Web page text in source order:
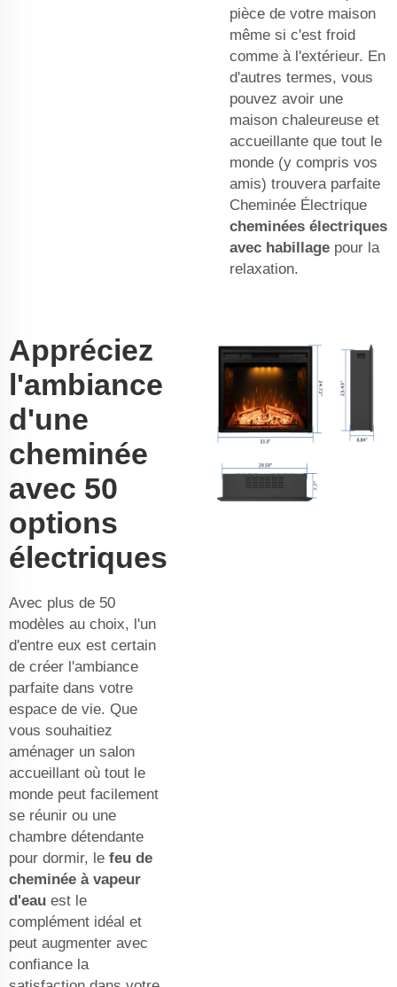
pièce de votre maison
même si c'est froid
comme à l'extérieur. En
d'autres termes, vous
pouvez avoir une
maison chaleureuse et
accueillante que tout le
monde (y compris vos
amis) trouvera parfaite
Cheminée Électrique
cheminées électriques
avec habillage pour la
relaxation.
Appréciez
l'ambiance
d'une
cheminée
avec 50
options
électriques
Avec plus de 50
modèles au choix, l'un
d'entre eux est certain
de créer l'ambiance
parfaite dans votre
espace de vie. Que
vous souhaitiez
aménager un salon
accueillant où tout le
monde peut facilement
se réunir ou une
chambre détendante
pour dormir, le feu de
cheminée à vapeur
d'eau est le
complément idéal et
peut augmenter avec
confiance la